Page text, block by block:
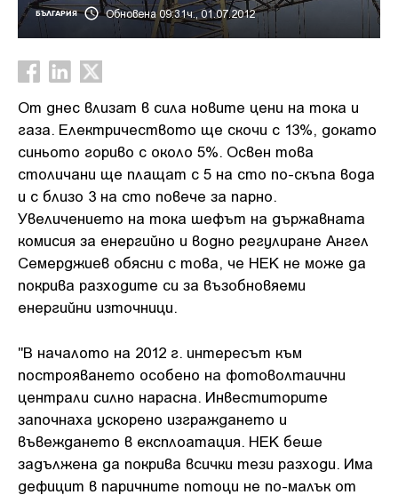
БЪЛГАРИЯ Обновена 09:31ч., 01.07.2012
От днес влизат в сила новите цени на тока и
газа. Електричеството ще скочи с 13%, докато
синьото гориво с около 5%. Освен това
столичани ще плащат с 5 на сто по-скъпа вода
и с близо 3 на сто повече за парно.
Увеличението на тока шефът на държавната
комисия за енергийно и водно регулиране Ангел
Семерджиев обясни с това, че НЕК не може да
покрива разходите си за възобновяеми
енергийни източници.
"В началото на 2012 г. интересът към
построяването особено на фотоволтаични
централи силно нарасна. Инвеститорите
започнаха ускорено изграждането и
въвеждането в експлоатация. НЕК беше
задължена да покрива всички тези разходи. Има
дефицит в паричните потоци не по-малък от